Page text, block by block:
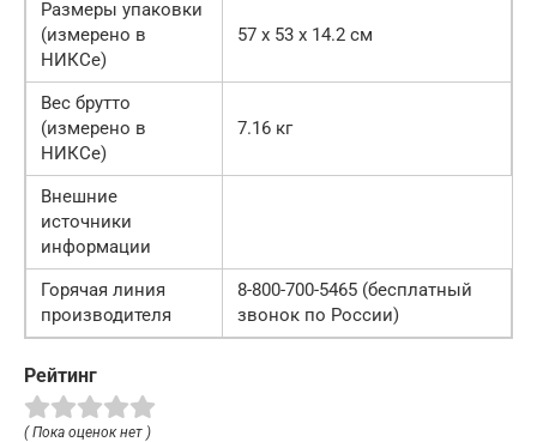
Размеры упаковки
(измерено в
НИКСе)
57 x 53 x 14.2 см
Вес брутто
(измерено в
НИКСе)
7.16 кг
Внешние
источники
информации
Горячая линия
производителя
8-800-700-5465 (бесплатный
звонок по России)
Рейтинг
( Пока оценок нет )